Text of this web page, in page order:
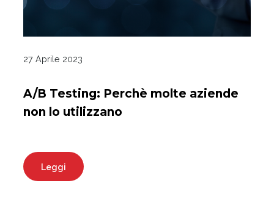
27 Aprile 2023
A/B Testing: Perchè molte aziende
non lo utilizzano
Leggi